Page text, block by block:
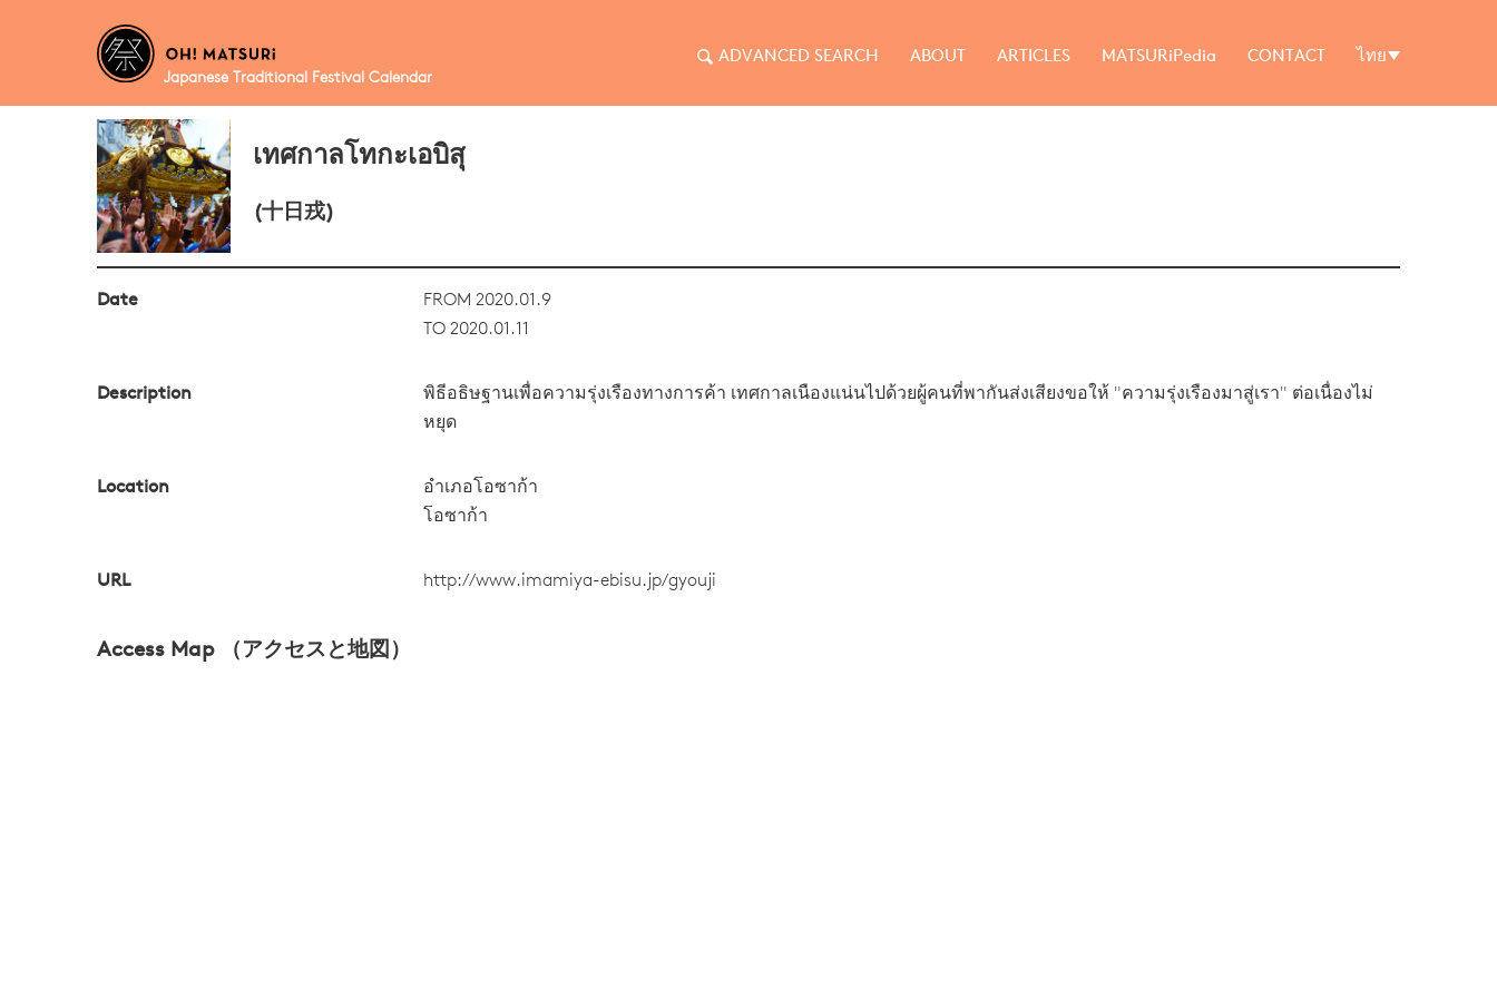
Japanese Traditional Festival Calendar
ADVANCED SEARCH ABOUT ARTICLES MATSURiPedia CONTACT ไทย
เทศกาลโทกะเอบิสุ
(十日戎)
Date
FROM 2020.01.9
TO 2020.01.11
Description
พิธีอธิษฐานเพื่อความรุ่งเรืองทางการค้า เทศกาลเนืองแน่นไปด้วยผู้คนที่พากันส่งเสียงขอให้ "ความรุ่งเรืองมาสู่เรา" ต่อเนื่องไม่
หยุด
Location
อำเภอโอซาก้า
โอซาก้า
URL http://www.imamiya-ebisu.jp/gyouji
Access Map （アクセスと地図）